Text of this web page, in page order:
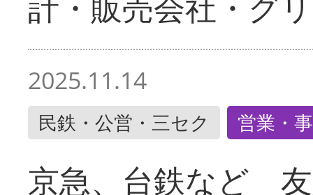
2025.11.14
民鉄・公営・三セク 営業・
京急、台鉄など